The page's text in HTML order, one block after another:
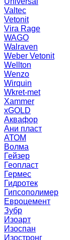
Valtec
Vetonit
Vira Rage
WAGO
Walraven
Weber Vetonit
Wellton
Wenzo
Wirquin
Wkret-met
Xammer
xGOLD
Аквафор
Ани пласт
АТОМ
Волма
Гейзер
Геопласт
Гермес
Гидротек
Гипсополимер
Евроцемент
Зубр
Изоарт
Изоспан
Изостронг